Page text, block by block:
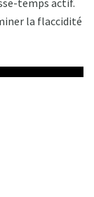
temps actif.
la flaccidité